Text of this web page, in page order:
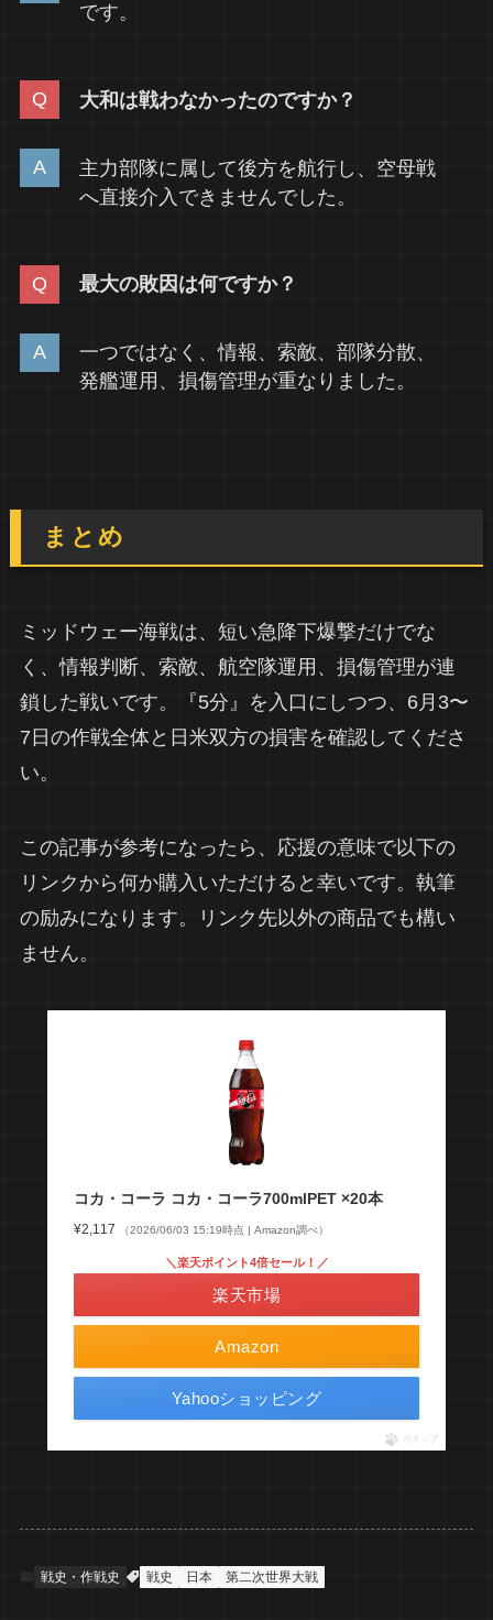
です。
大和は戦わなかったのですか？
主力部隊に属して後方を航行し、空母戦
へ直接介入できませんでした。
最大の敗因は何ですか？
一つではなく、情報、索敵、部隊分散、
発艦運用、損傷管理が重なりました。
まとめ
ミッドウェー海戦は、短い急降下爆撃だけでな
く、情報判断、索敵、航空隊運用、損傷管理が連
鎖した戦いです。『5分』を入口にしつつ、6月3〜
7日の作戦全体と日米双方の損害を確認してくださ
い。
この記事が参考になったら、応援の意味で以下の
リンクから何か購入いただけると幸いです。執筆
の励みになります。リンク先以外の商品でも構い
ません。
コカ・コーラ コカ・コーラ700mlPET ×20本
¥2,117 （2026/06/03 15:19時点 | Amazon調べ）
Amazon
＼楽天ポイント4倍セール！／
楽天市場
Yahooショッピング
ポチップ
戦史・作戦史 戦史 日本 第二次世界大戦